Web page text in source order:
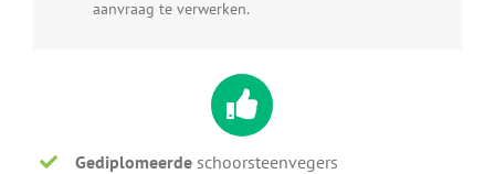
aanvraag te verwerken.
Gediplomeerde schoorsteenvegers